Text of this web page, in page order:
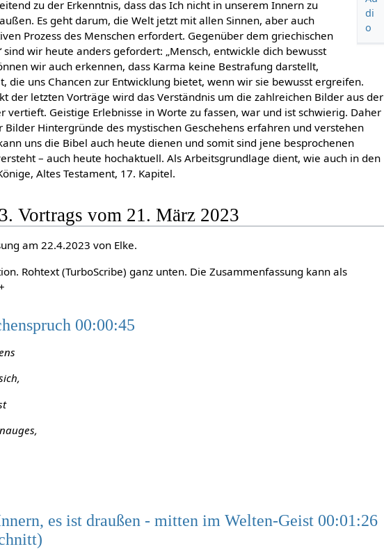
di
o
zu der Erkenntnis, dass das Ich nicht in unserem Innern zu
Es geht darum, die Welt jetzt mit allen Sinnen, aber auch
Prozess des Menschen erfordert. Gegenüber dem griechischen
sind wir heute anders gefordert: „Mensch, entwickle dich bewusst
wir auch erkennen, dass Karma keine Bestrafung darstellt,
die uns Chancen zur Entwicklung bietet, wenn wir sie bewusst ergreifen.
der letzten Vorträge wird das Verständnis um die zahlreichen Bilder aus der
vertieft. Geistige Erlebnisse in Worte zu fassen, war und ist schwierig. Daher
Hintergründe des mystischen Geschehens erfahren und verstehen
uns die Bibel auch heute dienen und somit sind jene besprochenen
– auch heute hochaktuell. Als Arbeitsgrundlage dient, wie auch in den
Altes Testament, 17. Kapitel.
Vortrags vom 21. März 2023
am 22.4.2023 von Elke.
Rohtext (TurboScribe) ganz unten. Die Zusammenfassung kann als
00:00:45
es ist draußen - mitten im Welten-Geist 00:01:26